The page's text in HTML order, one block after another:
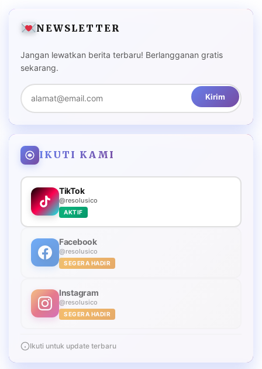
NEWSLETTER
Jangan lewatkan berita terbaru! Berlangganan gratis
sekarang.
Kirim
IKUTI KAMI
TikTok
@resolusico
AKTIF
Facebook
@resolusico
SEGERA HADIR
Instagram
@resolusico
SEGERA HADIR
Ikuti untuk update terbaru